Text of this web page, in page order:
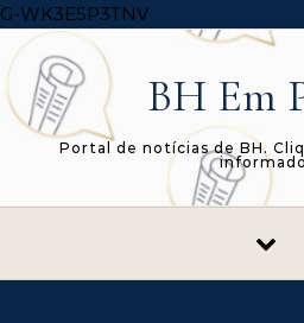
G-WK3E5P3TNVSkip to content
BH Em
Portal de notícias de BH.